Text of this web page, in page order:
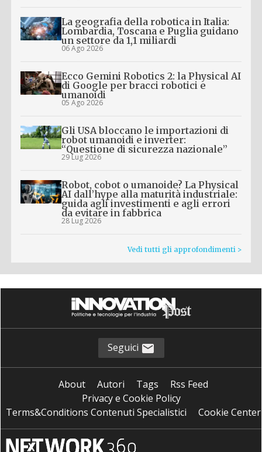
La geografia della robotica in Italia:
Lombardia, Toscana e Puglia guidano
un settore da 1,1 miliardi
06 Ago 2026
Ecco Gemini Robotics 2: la Physical AI
di Google per bracci robotici e
umanoidi
05 Ago 2026
Gli USA bloccano le importazioni di
robot umanoidi e inverter:
“Questione di sicurezza nazionale”
29 Lug 2026
Robot, cobot o umanoide? La Physical
AI dall’hype alla maturità industriale:
guida agli investimenti e agli errori
da evitare in fabbrica
28 Lug 2026
Vedi tutti gli approfondimenti >
Seguici
About Autori Tags
Rss Feed
Privacy e Cookie Policy
Terms&Conditions Contenuti Specialistici
Cookie Center